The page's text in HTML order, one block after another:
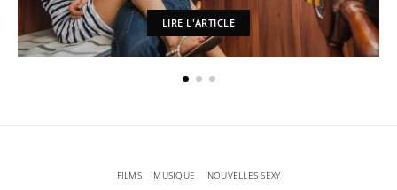
LIRE L'ARTICLE
FILMS MUSIQUE NOUVELLES SEXY